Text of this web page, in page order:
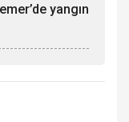
yangın